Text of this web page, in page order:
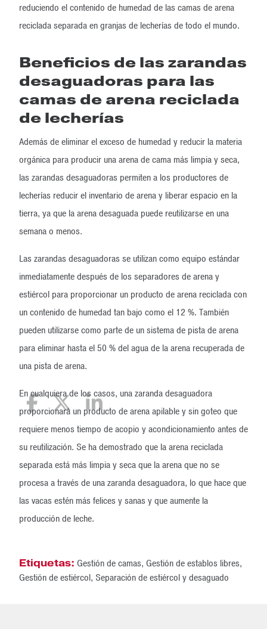
reduciendo el contenido de humedad de las camas de arena
reciclada separada en granjas de lecherías de todo el mundo.
Beneficios de las zarandas
desaguadoras para las
camas de arena reciclada
de lecherías
Además de eliminar el exceso de humedad y reducir la materia
orgánica para producir una arena de cama más limpia y seca,
las zarandas desaguadoras permiten a los productores de
lecherías reducir el inventario de arena y liberar espacio en la
tierra, ya que la arena desaguada puede reutilizarse en una
semana o menos.
Las zarandas desaguadoras se utilizan como equipo estándar
inmediatamente después de los separadores de arena y
estiércol para proporcionar un producto de arena reciclada con
un contenido de humedad tan bajo como el 12 %. También
pueden utilizarse como parte de un sistema de pista de arena
para eliminar hasta el 50 % del agua de la arena recuperada de
una pista de arena.
En cualquiera de los casos, una zaranda desaguadora
proporcionará un producto de arena apilable y sin goteo que
requiere menos tiempo de acopio y acondicionamiento antes de
su reutilización. Se ha demostrado que la arena reciclada
separada está más limpia y seca que la arena que no se
procesa a través de una zaranda desaguadora, lo que hace que
las vacas estén más felices y sanas y que aumente la
producción de leche.
Etiquetas: Gestión de camas, Gestión de establos libres,
Gestión de estiércol, Separación de estiércol y desaguado